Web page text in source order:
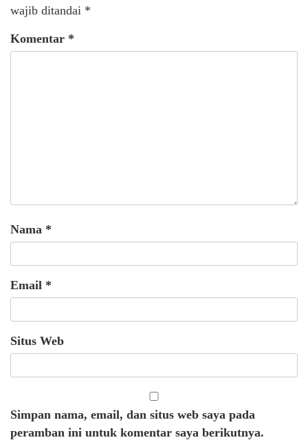
wajib ditandai *
Komentar *
Nama *
Email *
Situs Web
Simpan nama, email, dan situs web saya pada
peramban ini untuk komentar saya berikutnya.